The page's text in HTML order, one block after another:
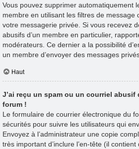
Vous pouvez supprimer automatiquement
membre en utilisant les filtres de message
votre messagerie privée. Si vous recevez
abusifs d’un membre en particulier,
modérateurs. Ce dernier a la possibilité
un membre d’envoyer des messages
Haut
J’ai reçu un spam ou un courriel abusif
forum !
Le formulaire de courrier électronique du
sécurités pour suivre les utilisateurs qui
Envoyez à l’administrateur une copie
très important d’inclure l’en-tête (il